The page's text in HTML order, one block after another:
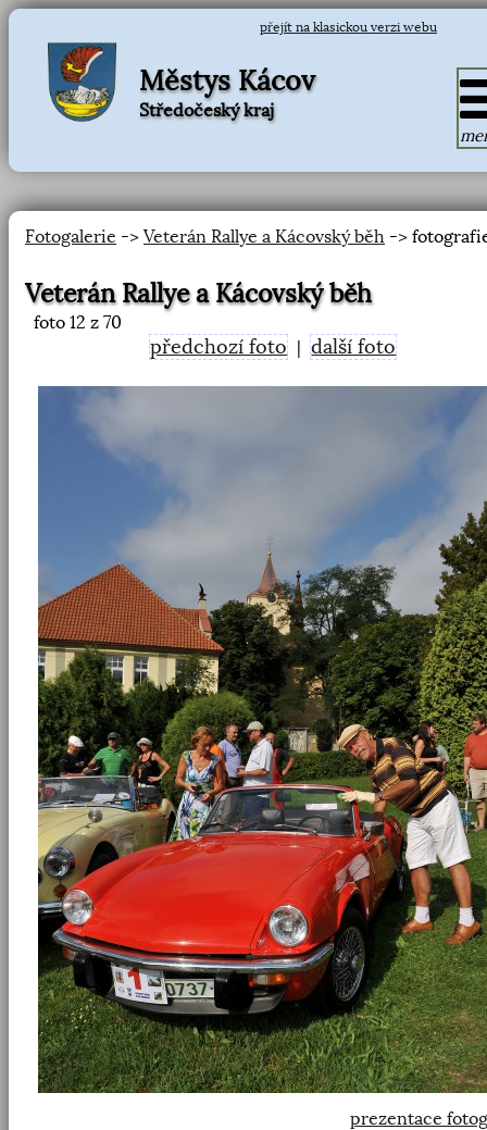
přejít na klasickou verzi webu
Městys Kácov
Středočeský kraj
Fotogalerie -> Veterán Rallye a Kácovský běh ->
Veterán Rallye a Kácovský běh
foto 12 z 70
předchozí foto |další foto
prezentace